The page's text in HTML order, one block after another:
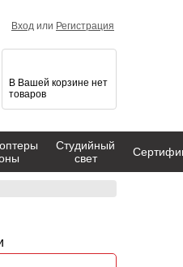
Вход или Регистрация
В Вашей корзине нет
товаров
Студийный
свет